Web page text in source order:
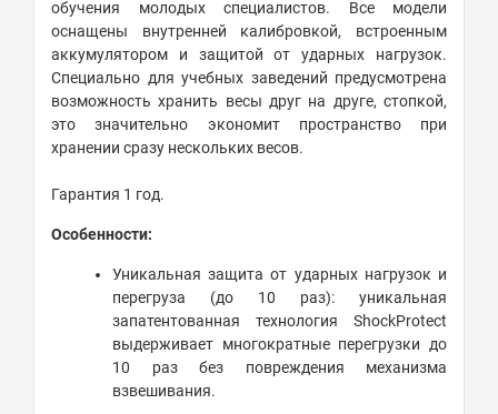
обучения молодых специалистов. Все модели
оснащены внутренней калибровкой, встроенным
аккумулятором и защитой от ударных нагрузок.
Специально для учебных заведений предусмотрена
возможность хранить весы друг на друге, стопкой,
это значительно экономит пространство при
хранении сразу нескольких весов.
Гарантия 1 год.
Особенности:
Уникальная защита от ударных нагрузок и
перегруза (до 10 раз): уникальная
запатентованная технология ShockProtect
выдерживает многократные перегрузки до
10 раз без повреждения механизма
взвешивания.